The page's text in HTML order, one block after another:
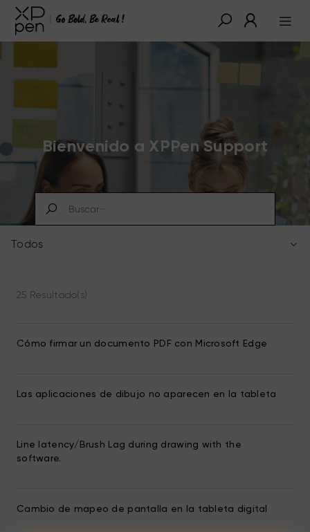
Bienvenido a XPPen Support
Todos
25 Resultado(s)
Cómo firmar un documento PDF con Microsoft Edge
Las aplicaciones de dibujo no aparecen en la tableta
Line latency/Brush Lag during drawing with the
software.
Cambio de mapeo de pantalla en la tableta digital